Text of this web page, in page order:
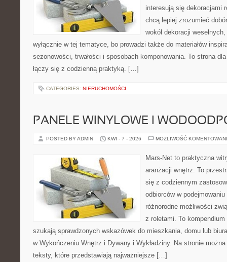
interesują się dekoracjami
chcą lepiej zrozumieć
wokół dekoracji
wyłącznie w tej tematyce, bo prowadzi także do materiałów
sezonowości, trwałości i sposobach komponowania. To strona
łączy się z codzienną praktyką. […]
CATEGORIES: NIERUCHOMOŚCI
PANELE WINYLOWE I
POSTED BY ADMIN KWI - 7 - 2026 MOŻLIWOŚĆ
Mars-Net to praktyczna
aranżacji wnętrz. To
się z codziennym
odbiorców w
różnorodne możliwości
z roletami. To
szukają sprawdzonych wskazówek do mieszkania, domu lub
w Wykończeniu Wnętrz i Dywany i Wykładziny. Na stronie
teksty, które przedstawiają najważniejsze […]